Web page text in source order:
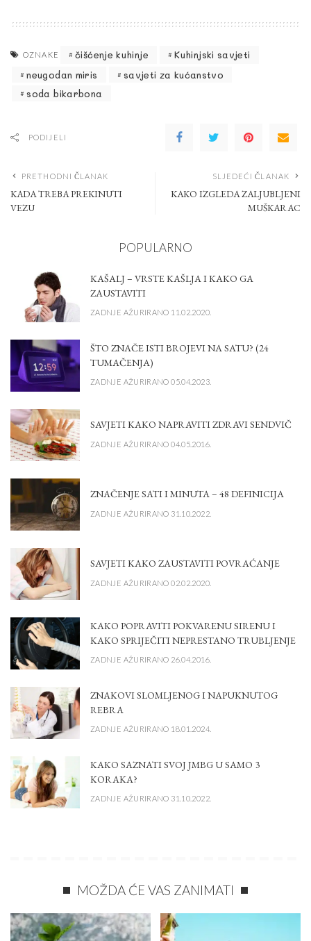
OZNAKE čišćenje kuhinje
Kuhinjski savjeti
neugodan miris
savjeti za kućanstvo
soda bikarbona
PODIJELI
PRETHODNI ČLANAK
KADA TREBA PREKINUTI
VEZU
SLJEDEĆI ČLANAK
KAKO IZGLEDA ZALJUBLJENI
MUŠKARAC
POPULARNO
KAŠALJ – VRSTE KAŠLJA I KAKO GA
ZAUSTAVITI
ZADNJE AŽURIRANO 11.02.2020.
ŠTO ZNAČE ISTI BROJEVI NA SATU? (24
TUMAČENJA)
ZADNJE AŽURIRANO 05.04.2023.
SAVJETI KAKO NAPRAVITI ZDRAVI SENDVIČ
ZADNJE AŽURIRANO 04.05.2016.
ZNAČENJE SATI I MINUTA – 48 DEFINICIJA
ZADNJE AŽURIRANO 31.10.2022.
SAVJETI KAKO ZAUSTAVITI POVRAĆANJE
ZADNJE AŽURIRANO 02.02.2020.
KAKO POPRAVITI POKVARENU SIRENU I
KAKO SPRIJEČITI NEPRESTANO TRUBLJENJE
ZADNJE AŽURIRANO 26.04.2016.
ZNAKOVI SLOMLJENOG I NAPUKNUTOG
REBRA
ZADNJE AŽURIRANO 18.01.2024.
KAKO SAZNATI SVOJ JMBG U SAMO 3
KORAKA?
ZADNJE AŽURIRANO 31.10.2022.
MOŽDA ĆE VAS ZANIMATI